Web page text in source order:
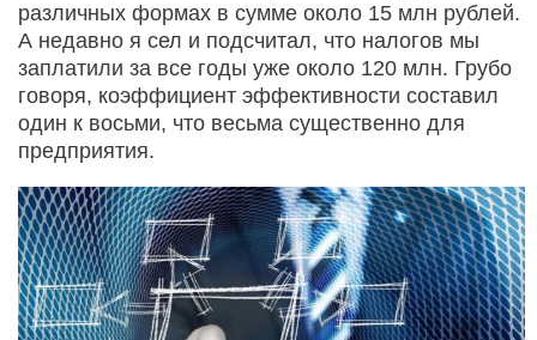
различных формах в сумме около 15 млн рублей.
А недавно я сел и подсчитал, что налогов мы
заплатили за все годы уже около 120 млн. Грубо
говоря, коэффициент эффективности составил
один к восьми, что весьма существенно для
предприятия.